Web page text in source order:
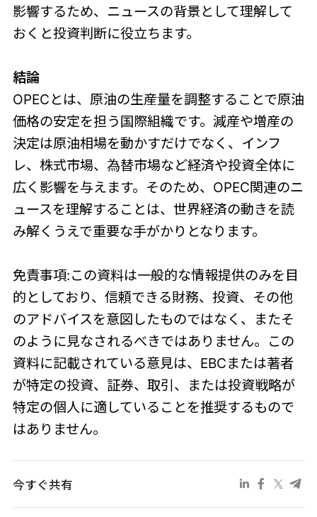
影響するため、ニュースの背景として理解して
おくと投資判断に役立ちます。
結論
OPECとは、原油の生産量を調整することで原油
価格の安定を担う国際組織です。減産や増産の
決定は原油相場を動かすだけでなく、インフ
レ、株式市場、為替市場など経済や投資全体に
広く影響を与えます。そのため、OPEC関連のニ
ュースを理解することは、世界経済の動きを読
み解くうえで重要な手がかりとなります。
免責事項:この資料は一般的な情報提供のみを目
的としており、信頼できる財務、投資、その他
のアドバイスを意図したものではなく、またそ
のように見なされるべきではありません。この
資料に記載されている意見は、EBCまたは著者
が特定の投資、証券、取引、または投資戦略が
特定の個人に適していることを推奨するもので
はありません。
今すぐ共有